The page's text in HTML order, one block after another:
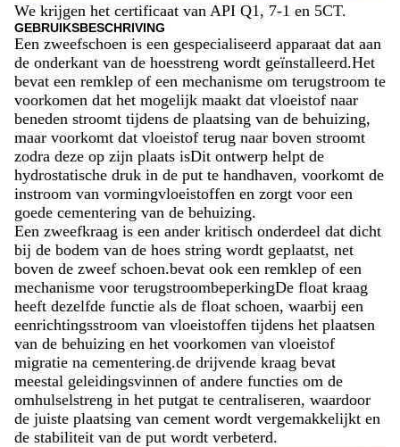
We krijgen het certificaat van API Q1, 7-1 en 5CT.
GEBRUIKSBESCHRIVING
Een zweefschoen is een gespecialiseerd apparaat dat aan
de onderkant van de hoesstreng wordt geïnstalleerd.Het
bevat een remklep of een mechanisme om terugstroom te
voorkomen dat het mogelijk maakt dat vloeistof naar
beneden stroomt tijdens de plaatsing van de behuizing,
maar voorkomt dat vloeistof terug naar boven stroomt
zodra deze op zijn plaats isDit ontwerp helpt de
hydrostatische druk in de put te handhaven, voorkomt de
instroom van vormingvloeistoffen en zorgt voor een
goede cementering van de behuizing.
Een zweefkraag is een ander kritisch onderdeel dat dicht
bij de bodem van de hoes string wordt geplaatst, net
boven de zweef schoen.bevat ook een remklep of een
mechanisme voor terugstroombeperkingDe float kraag
heeft dezelfde functie als de float schoen, waarbij een
eenrichtingsstroom van vloeistoffen tijdens het plaatsen
van de behuizing en het voorkomen van vloeistof
migratie na cementering.de drijvende kraag bevat
meestal geleidingsvinnen of andere functies om de
omhulselstreng in het putgat te centraliseren, waardoor
de juiste plaatsing van cement wordt vergemakkelijkt en
de stabiliteit van de put wordt verbeterd.